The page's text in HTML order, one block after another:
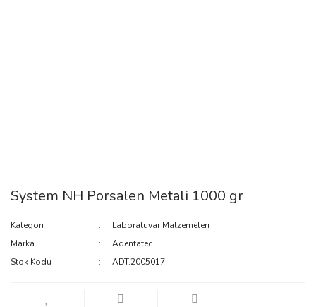
System NH Porsalen Metali 1000 gr
Kategori
Laboratuvar Malzemeleri
Marka
Adentatec
Stok Kodu
ADT.2005017